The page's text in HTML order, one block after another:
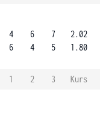
4
6
6
4
7
5
2.02
1.80
1 2 3
Kurs